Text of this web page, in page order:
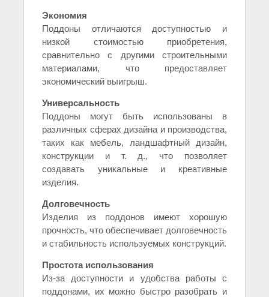
Экономия
Поддоны отличаются доступностью и
низкой стоимостью приобретения,
сравнительно с другими строительными
материалами, что предоставляет
экономический выигрыш.
Универсальность
Поддоны могут быть использованы в
различных сферах дизайна и производства,
таких как мебель, ландшафтный дизайн,
конструкции и т. д., что позволяет
создавать уникальные и креативные
изделия.
Долговечность
Изделия из поддонов имеют хорошую
прочность, что обеспечивает долговечность
и стабильность используемых конструкций.
Простота использования
Из-за доступности и удобства работы с
поддонами, их можно быстро разобрать и